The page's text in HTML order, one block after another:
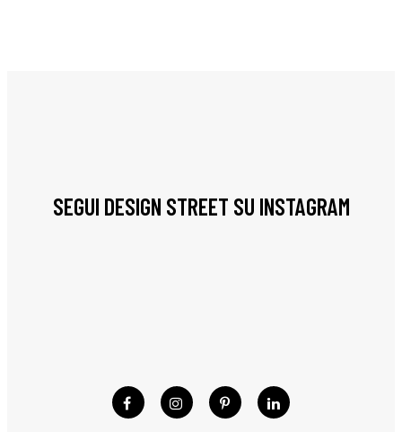
SEGUI DESIGN STREET SU INSTAGRAM